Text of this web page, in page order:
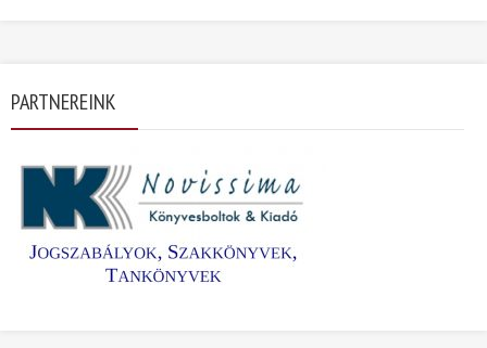
PARTNEREINK